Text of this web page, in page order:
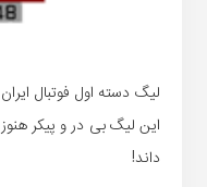
این لیگ بی در و پیکر
داند!